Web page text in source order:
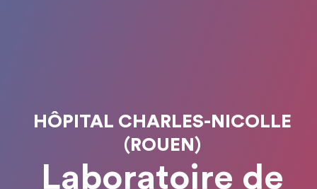
HÔPITAL CHARLES-NICOLLE
(ROUEN)
Laboratoire de